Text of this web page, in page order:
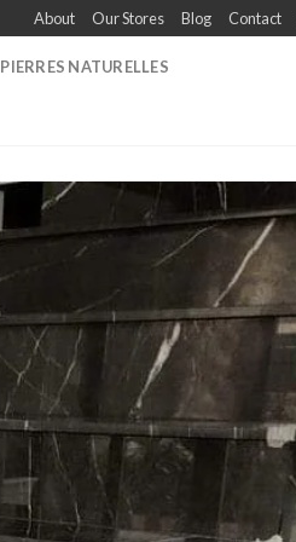
About Our Stores Blog Contact
PIERRES NATURELLES